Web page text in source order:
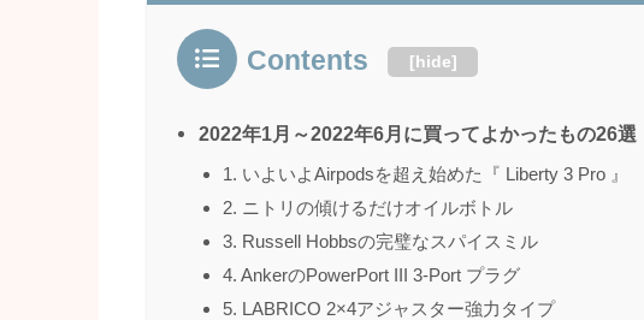
Contents [hide]
2022年1月～2022年6月に買ってよかったもの26選
1. いよいよAirpodsを超え始めた『 Liberty 3 Pro 』
2. ニトリの傾けるだけオイルボトル
3. Russell Hobbsの完璧なスパイスミル
4. AnkerのPowerPort III 3-Port プラグ
5. LABRICO 2×4アジャスター強力タイプ